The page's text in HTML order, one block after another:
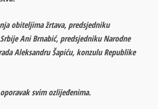
obiteljima žrtava, predsjedniku
Ani Brnabić, predsjedniku Narodne
Aleksandru Šapiću, konzulu Republike
svim ozlijeđenima.